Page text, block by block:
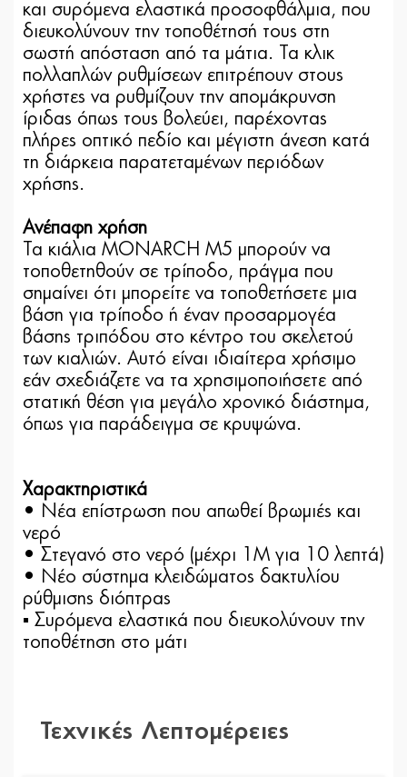
και συρόμενα ελαστικά προσοφθάλμια, που
διευκολύνουν την τοποθέτησή τους στη
σωστή απόσταση από τα μάτια. Τα κλικ
πολλαπλών ρυθμίσεων επιτρέπουν στους
χρήστες να ρυθμίζουν την απομάκρυνση
ίριδας όπως τους βολεύει, παρέχοντας
πλήρες οπτικό πεδίο και μέγιστη άνεση κατά
τη διάρκεια παρατεταμένων περιόδων
χρήσης.
Ανέπαφη χρήση
Τα κιάλια MONARCH M5 μπορούν να
τοποθετηθούν σε τρίποδο, πράγμα που
σημαίνει ότι μπορείτε να τοποθετήσετε μια
βάση για τρίποδο ή έναν προσαρμογέα
βάσης τριπόδου στο κέντρο του σκελετού
των κιαλιών. Αυτό είναι ιδιαίτερα χρήσιμο
εάν σχεδιάζετε να τα χρησιμοποιήσετε από
στατική θέση για μεγάλο χρονικό διάστημα,
όπως για παράδειγμα σε κρυψώνα.
Χαρακτηριστικά
• Nέα επίστρωση που απωθεί βρωμιές και
νερό
• Στεγανό στο νερό (μέχρι 1Μ για 10 λεπτά)
• Νέο σύστημα κλειδώματος δακτυλίου
ρύθμισης διόπτρας
▪ Συρόμενα ελαστικά που διευκολύνουν την
τοποθέτηση στο μάτι
Τεχνικές Λεπτομέρειες